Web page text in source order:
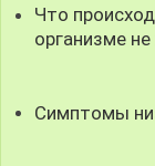
Что
организме
Симптомы